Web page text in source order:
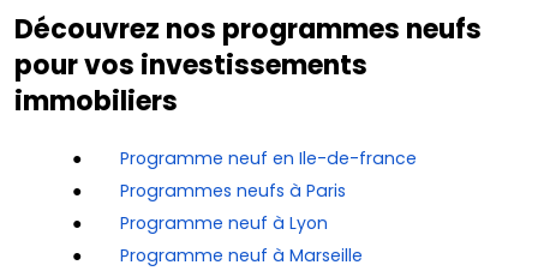
Découvrez nos programmes neufs
pour vos investissements
immobiliers
● Programme neuf en Ile-de-france
● Programmes neufs à Paris
● Programme neuf à Lyon
● Programme neuf à Marseille